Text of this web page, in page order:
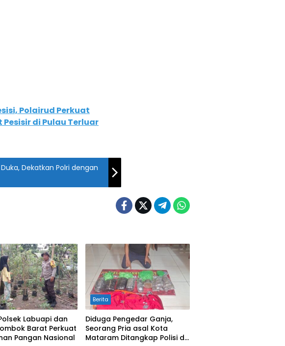
Polairud Perkuat
di Pulau Terluar
Dekatkan Polri dengan
Labuapi dan
Barat Perkuat
Pangan Nasional
Berita
Diduga Pengedar Ganja,
Seorang Pria asal Kota
Mataram Ditangkap Polisi di